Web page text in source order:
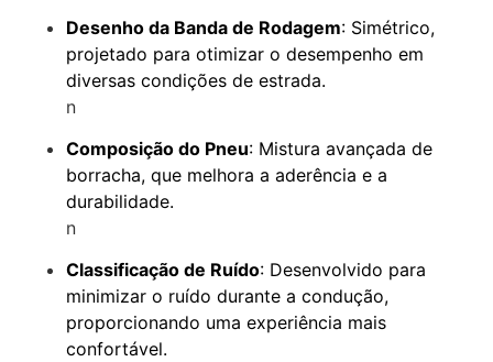
Desenho da Banda de Rodagem: Simétrico,
projetado para otimizar o desempenho em
diversas condições de estrada.
n
Composição do Pneu: Mistura avançada de
borracha, que melhora a aderência e a
durabilidade.
n
Classificação de Ruído: Desenvolvido para
minimizar o ruído durante a condução,
proporcionando uma experiência mais
confortável.